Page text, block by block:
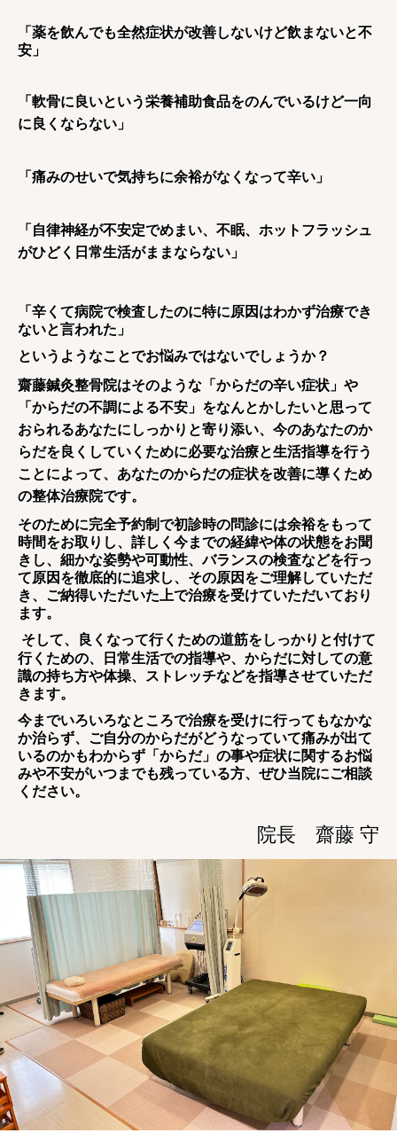
「薬を飲んでも全然症状が改善しないけど飲まないと不
安」
「軟骨に良いという栄養補助食品をのんでいるけど一向
に良くならない」
「痛みのせいで気持ちに余裕がなくなって辛い」
「自律神経が不安定でめまい、不眠、ホットフラッシュ
がひどく日常生活がままならない」
「辛くて病院で検査したのに特に原因はわかず治療でき
ないと言われた」
というようなことでお悩みではないでしょうか？
齋藤鍼灸整骨院はそのような「からだの辛い症状」や
「からだの不調による不安」をなんとかしたいと思って
おられるあなたにしっかりと寄り添い、今のあなたのか
らだを良くしていくために必要な治療と生活指導を行う
ことによって、あなたのからだの症状を改善に導くため
の整体治療院です。
そのために完全予約制で初診時の問診には余裕をもって
時間をお取りし、詳しく今までの経緯や体の状態をお聞
きし、細かな姿勢や可動性、バランスの検査などを行っ
て原因を徹底的に追求し、その原因をご理解していただ
き、ご納得いただいた上で治療を受けていただいており
ます。
そして、良くなって行くための道筋をしっかりと付けて
行くための、日常生活での指導や、からだに対しての意
識の持ち方や体操、ストレッチなどを指導させていただ
きます。
今までいろいろなところで治療を受けに行ってもなかな
か治らず、ご自分のからだがどうなっていて痛みが出て
いるのかもわからず「からだ」の事や症状に関するお悩
みや不安がいつまでも残っている方、ぜひ当院にご相談
ください。
院長 齋藤 守